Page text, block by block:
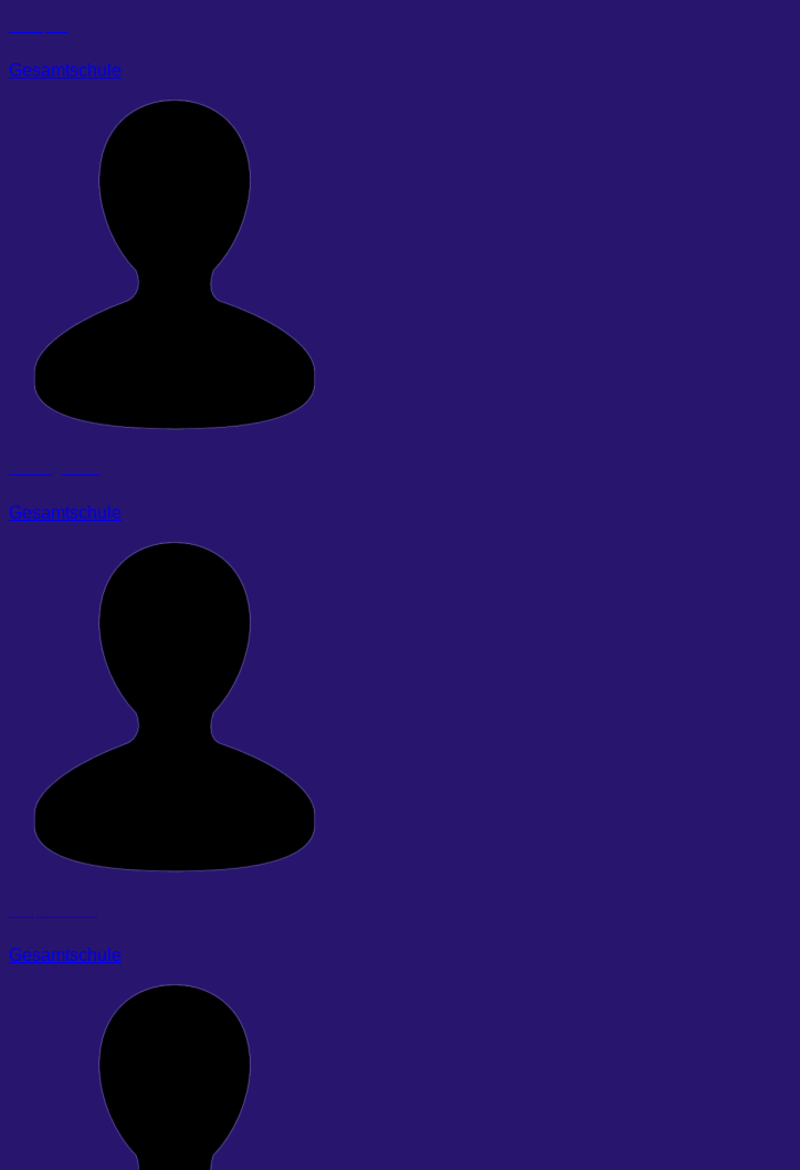
Gesamtschule
Gesamtschule
Gesamtschule